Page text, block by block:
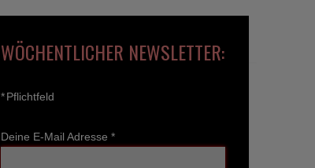
WÖCHENTLICHER NEWSLETTER:
*Pflichtfeld
Deine E-Mail Adresse *